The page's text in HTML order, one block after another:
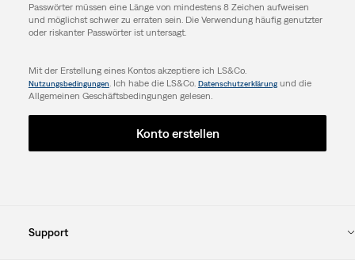
Passwörter müssen eine Länge von mindestens 8 Zeichen aufweisen
und möglichst schwer zu erraten sein. Die Verwendung häufig genutzter
oder riskanter Passwörter ist untersagt.
Mit der Erstellung eines Kontos akzeptiere ich LS&Co.
Nutzungsbedingungen. Ich habe die LS&Co. Datenschutzerklärungund die
Allgemeinen Geschäftsbedingungen gelesen.
Konto erstellen
Support